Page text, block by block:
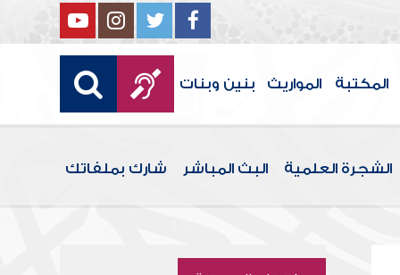
المكتبة المواريث بنين وبنات
الشجرة العلمية البث المباشر شارك بملفاتك